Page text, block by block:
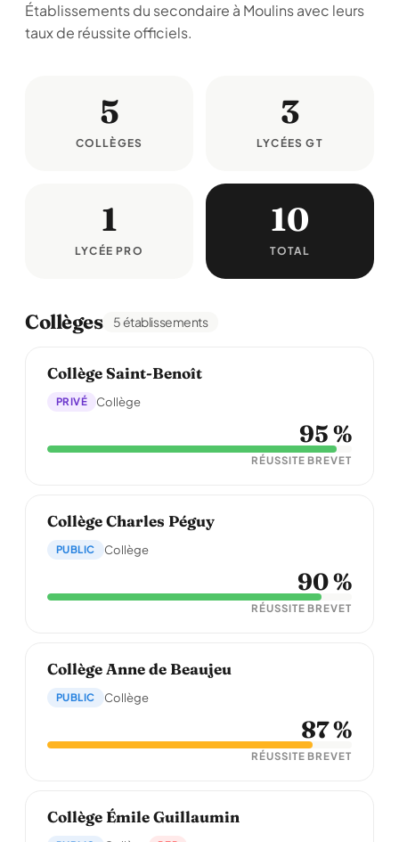
Établissements du secondaire à Moulins avec leurs
taux de réussite officiels.
5
COLLÈGES
3
LYCÉES GT
1
LYCÉE PRO
10
TOTAL
Collèges 5 établissements
Collège Saint-Benoît
PRIVÉ Collège
95 %
RÉUSSITE BREVET
Collège Charles Péguy
PUBLIC Collège
90 %
RÉUSSITE BREVET
Collège Anne de Beaujeu
PUBLIC Collège
87 %
RÉUSSITE BREVET
Collège Émile Guillaumin